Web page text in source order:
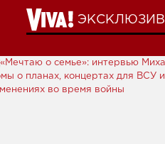
ЭКСКЛЮЗИВ